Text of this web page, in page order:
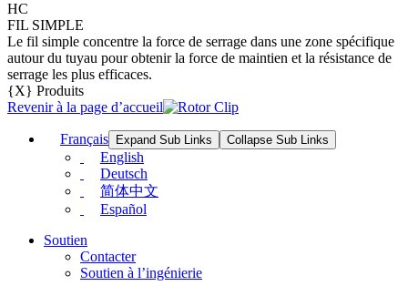
HC
FIL SIMPLE
Le fil simple concentre la force de serrage dans une zone spécifique
autour du tuyau pour obtenir la force de maintien et la résistance de
serrage les plus efficaces.
{X} Produits
Revenir à la page d’accueil
Français Expand Sub Links Collapse Sub Links
English
Deutsch
简体中文
Español
Soutien
Contacter
Soutien à l’ingénierie